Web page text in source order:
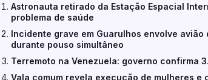
Astronauta retirado da Estação Espacial
problema de saúde
Incidente grave em Guarulhos envolve avião
durante pouso simultâneo
Terremoto na Venezuela: governo confirma
Vala comum revela execução de mulheres e